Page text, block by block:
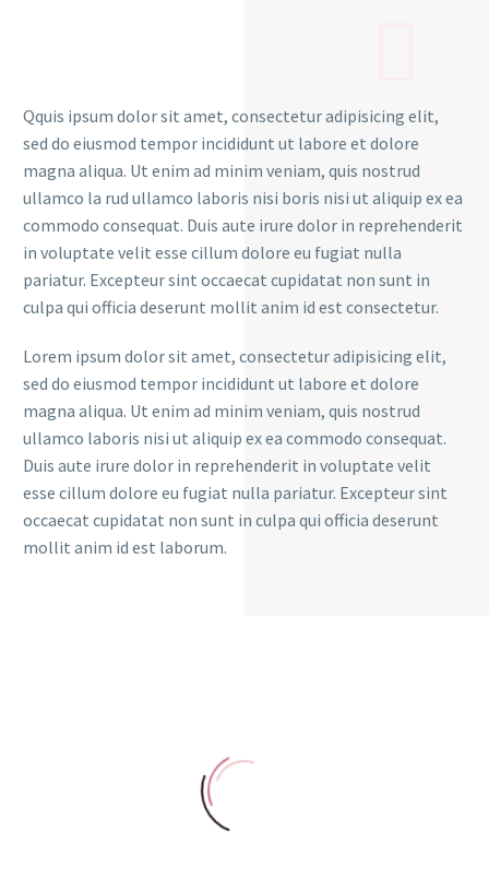
Qquis ipsum dolor sit amet, consectetur adipisicing elit,
sed do eiusmod tempor incididunt ut labore et dolore
magna aliqua. Ut enim ad minim veniam, quis nostrud
ullamco la rud ullamco laboris nisi boris nisi ut aliquip ex ea
commodo consequat. Duis aute irure dolor in reprehenderit
in voluptate velit esse cillum dolore eu fugiat nulla
pariatur. Excepteur sint occaecat cupidatat non sunt in
culpa qui officia deserunt mollit anim id est consectetur.
Lorem ipsum dolor sit amet, consectetur adipisicing elit,
sed do eiusmod tempor incididunt ut labore et dolore
magna aliqua. Ut enim ad minim veniam, quis nostrud
ullamco laboris nisi ut aliquip ex ea commodo consequat.
Duis aute irure dolor in reprehenderit in voluptate velit
esse cillum dolore eu fugiat nulla pariatur. Excepteur sint
occaecat cupidatat non sunt in culpa qui officia deserunt
mollit anim id est laborum.